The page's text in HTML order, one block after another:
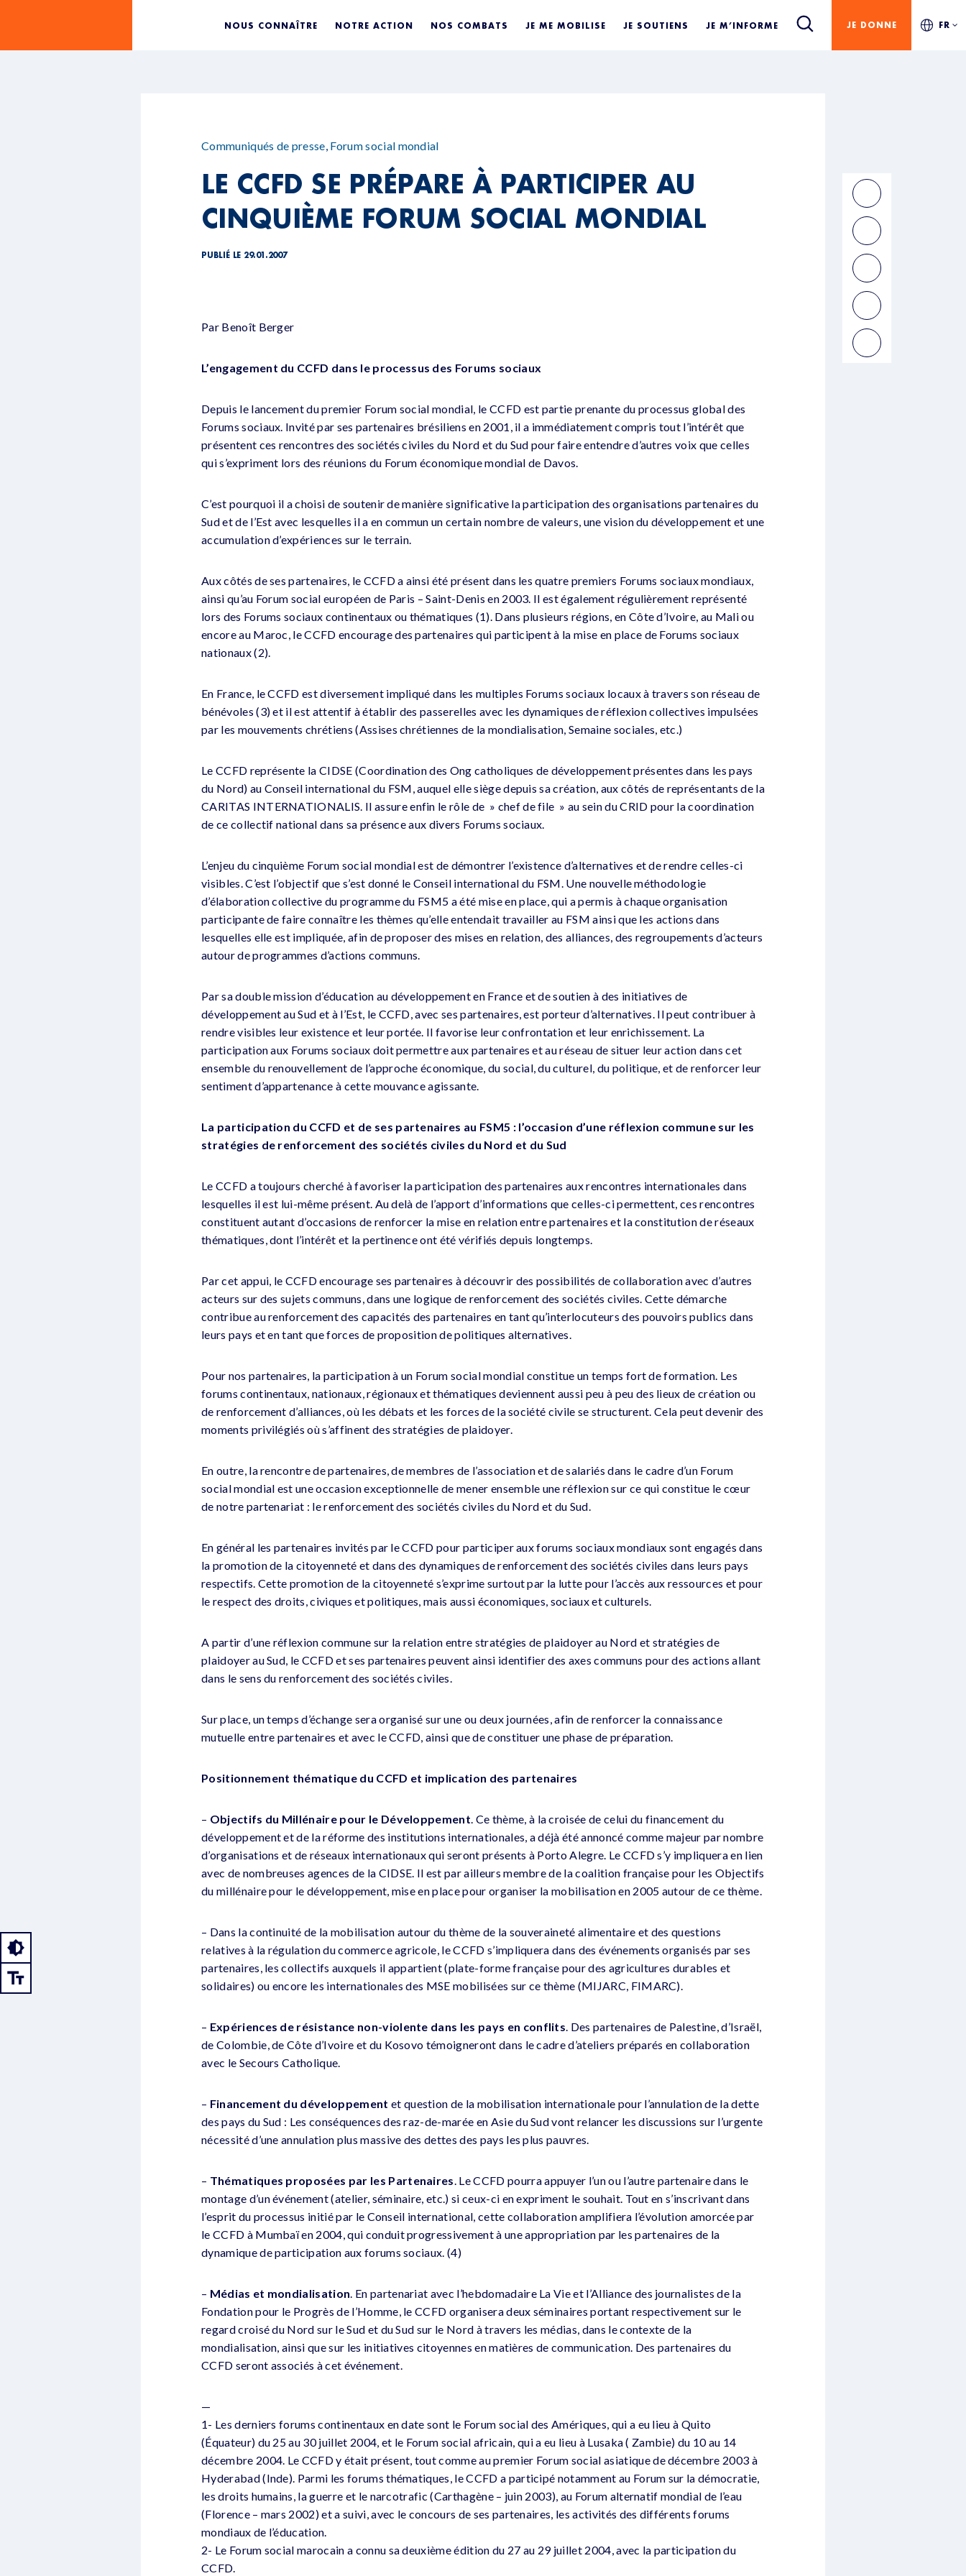
NOUS CONNAÎTRE NOTRE ACTION NOS COMBATS JE ME MOBILISE JE SOUTIENS JE M’INFORME JE DONNE FR
Communiqués de presse, Forum social mondial
LE CCFD SE PRÉPARE À PARTICIPER AU
CINQUIÈME FORUM SOCIAL MONDIAL
PUBLIÉ LE 29.01.2007
Par Benoît Berger
L’engagement du CCFD dans le processus des Forums sociaux
Depuis le lancement du premier Forum social mondial, le CCFD est partie prenante du processus global des
Forums sociaux. Invité par ses partenaires brésiliens en 2001, il a immédiatement compris tout l’intérêt que
présentent ces rencontres des sociétés civiles du Nord et du Sud pour faire entendre d’autres voix que celles
qui s’expriment lors des réunions du Forum économique mondial de Davos.
C’est pourquoi il a choisi de soutenir de manière significative la participation des organisations partenaires du
Sud et de l’Est avec lesquelles il a en commun un certain nombre de valeurs, une vision du développement et une
accumulation d’expériences sur le terrain.
Aux côtés de ses partenaires, le CCFD a ainsi été présent dans les quatre premiers Forums sociaux mondiaux,
ainsi qu’au Forum social européen de Paris – Saint-Denis en 2003. Il est également régulièrement représenté
lors des Forums sociaux continentaux ou thématiques (1). Dans plusieurs régions, en Côte d’Ivoire, au Mali ou
encore au Maroc, le CCFD encourage des partenaires qui participent à la mise en place de Forums sociaux
nationaux (2).
En France, le CCFD est diversement impliqué dans les multiples Forums sociaux locaux à travers son réseau de
bénévoles (3) et il est attentif à établir des passerelles avec les dynamiques de réflexion collectives impulsées
par les mouvements chrétiens (Assises chrétiennes de la mondialisation, Semaine sociales, etc.)
Le CCFD représente la CIDSE (Coordination des Ong catholiques de développement présentes dans les pays
du Nord) au Conseil international du FSM, auquel elle siège depuis sa création, aux côtés de représentants de la
CARITAS INTERNATIONALIS. Il assure enfin le rôle de » chef de file » au sein du CRID pour la coordination
de ce collectif national dans sa présence aux divers Forums sociaux.
L’enjeu du cinquième Forum social mondial est de démontrer l’existence d’alternatives et de rendre celles-ci
visibles. C’est l’objectif que s’est donné le Conseil international du FSM. Une nouvelle méthodologie
d’élaboration collective du programme du FSM5 a été mise en place, qui a permis à chaque organisation
participante de faire connaître les thèmes qu’elle entendait travailler au FSM ainsi que les actions dans
lesquelles elle est impliquée, afin de proposer des mises en relation, des alliances, des regroupements d’acteurs
autour de programmes d’actions communs.
Par sa double mission d’éducation au développement en France et de soutien à des initiatives de
développement au Sud et à l’Est, le CCFD, avec ses partenaires, est porteur d’alternatives. Il peut contribuer à
rendre visibles leur existence et leur portée. Il favorise leur confrontation et leur enrichissement. La
participation aux Forums sociaux doit permettre aux partenaires et au réseau de situer leur action dans cet
ensemble du renouvellement de l’approche économique, du social, du culturel, du politique, et de renforcer leur
sentiment d’appartenance à cette mouvance agissante.
La participation du CCFD et de ses partenaires au FSM5 : l’occasion d’une réflexion commune sur les
stratégies de renforcement des sociétés civiles du Nord et du Sud
Le CCFD a toujours cherché à favoriser la participation des partenaires aux rencontres internationales dans
lesquelles il est lui-même présent. Au delà de l’apport d’informations que celles-ci permettent, ces rencontres
constituent autant d’occasions de renforcer la mise en relation entre partenaires et la constitution de réseaux
thématiques, dont l’intérêt et la pertinence ont été vérifiés depuis longtemps.
Par cet appui, le CCFD encourage ses partenaires à découvrir des possibilités de collaboration avec d’autres
acteurs sur des sujets communs, dans une logique de renforcement des sociétés civiles. Cette démarche
contribue au renforcement des capacités des partenaires en tant qu’interlocuteurs des pouvoirs publics dans
leurs pays et en tant que forces de proposition de politiques alternatives.
Pour nos partenaires, la participation à un Forum social mondial constitue un temps fort de formation. Les
forums continentaux, nationaux, régionaux et thématiques deviennent aussi peu à peu des lieux de création ou
de renforcement d’alliances, où les débats et les forces de la société civile se structurent. Cela peut devenir des
moments privilégiés où s’affinent des stratégies de plaidoyer.
En outre, la rencontre de partenaires, de membres de l’association et de salariés dans le cadre d’un Forum
social mondial est une occasion exceptionnelle de mener ensemble une réflexion sur ce qui constitue le cœur
de notre partenariat : le renforcement des sociétés civiles du Nord et du Sud.
En général les partenaires invités par le CCFD pour participer aux forums sociaux mondiaux sont engagés dans
la promotion de la citoyenneté et dans des dynamiques de renforcement des sociétés civiles dans leurs pays
respectifs. Cette promotion de la citoyenneté s’exprime surtout par la lutte pour l’accès aux ressources et pour
le respect des droits, civiques et politiques, mais aussi économiques, sociaux et culturels.
A partir d’une réflexion commune sur la relation entre stratégies de plaidoyer au Nord et stratégies de
plaidoyer au Sud, le CCFD et ses partenaires peuvent ainsi identifier des axes communs pour des actions allant
dans le sens du renforcement des sociétés civiles.
Sur place, un temps d’échange sera organisé sur une ou deux journées, afin de renforcer la connaissance
mutuelle entre partenaires et avec le CCFD, ainsi que de constituer une phase de préparation.
Positionnement thématique du CCFD et implication des partenaires
– Objectifs du Millénaire pour le Développement. Ce thème, à la croisée de celui du financement du
développement et de la réforme des institutions internationales, a déjà été annoncé comme majeur par nombre
d’organisations et de réseaux internationaux qui seront présents à Porto Alegre. Le CCFD s’y impliquera en lien
avec de nombreuses agences de la CIDSE. Il est par ailleurs membre de la coalition française pour les Objectifs
du millénaire pour le développement, mise en place pour organiser la mobilisation en 2005 autour de ce thème.
– Dans la continuité de la mobilisation autour du thème de la souveraineté alimentaire et des questions
relatives à la régulation du commerce agricole, le CCFD s’impliquera dans des événements organisés par ses
partenaires, les collectifs auxquels il appartient (plate-forme française pour des agricultures durables et
solidaires) ou encore les internationales des MSE mobilisées sur ce thème (MIJARC, FIMARC).
– Expériences de résistance non-violente dans les pays en conflits. Des partenaires de Palestine, d’Israël,
de Colombie, de Côte d’Ivoire et du Kosovo témoigneront dans le cadre d’ateliers préparés en collaboration
avec le Secours Catholique.
– Financement du développement et question de la mobilisation internationale pour l’annulation de la dette
des pays du Sud : Les conséquences des raz-de-marée en Asie du Sud vont relancer les discussions sur l’urgente
nécessité d’une annulation plus massive des dettes des pays les plus pauvres.
– Thématiques proposées par les Partenaires. Le CCFD pourra appuyer l’un ou l’autre partenaire dans le
montage d’un événement (atelier, séminaire, etc.) si ceux-ci en expriment le souhait. Tout en s’inscrivant dans
l’esprit du processus initié par le Conseil international, cette collaboration amplifiera l’évolution amorcée par
le CCFD à Mumbaï en 2004, qui conduit progressivement à une appropriation par les partenaires de la
dynamique de participation aux forums sociaux. (4)
– Médias et mondialisation. En partenariat avec l’hebdomadaire La Vie et l’Alliance des journalistes de la
Fondation pour le Progrès de l’Homme, le CCFD organisera deux séminaires portant respectivement sur le
regard croisé du Nord sur le Sud et du Sud sur le Nord à travers les médias, dans le contexte de la
mondialisation, ainsi que sur les initiatives citoyennes en matières de communication. Des partenaires du
CCFD seront associés à cet événement.
—
1- Les derniers forums continentaux en date sont le Forum social des Amériques, qui a eu lieu à Quito
(Équateur) du 25 au 30 juillet 2004, et le Forum social africain, qui a eu lieu à Lusaka ( Zambie) du 10 au 14
décembre 2004. Le CCFD y était présent, tout comme au premier Forum social asiatique de décembre 2003 à
Hyderabad (Inde). Parmi les forums thématiques, le CCFD a participé notamment au Forum sur la démocratie,
les droits humains, la guerre et le narcotrafic (Carthagène – juin 2003), au Forum alternatif mondial de l’eau
(Florence – mars 2002) et a suivi, avec le concours de ses partenaires, les activités des différents forums
mondiaux de l’éducation.
2- Le Forum social marocain a connu sa deuxième édition du 27 au 29 juillet 2004, avec la participation du
CCFD.